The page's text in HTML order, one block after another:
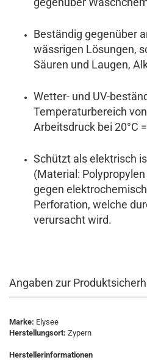
Beständig gegenüber
wässrigen Lösungen,
Säuren und Laugen,
Wetter- und UV-
Temperaturbereich von
Arbeitsdruck bei 20°C
Schützt als elektrisch
(Material: Polypropylen
gegen
Perforation, welche
verursacht wird.
Angaben zur
Marke: Elysee
Herstellungsort: Zypern
Herstellerinformationen